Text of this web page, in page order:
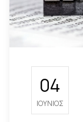
04
ΙΟΎΝΙΟΣ